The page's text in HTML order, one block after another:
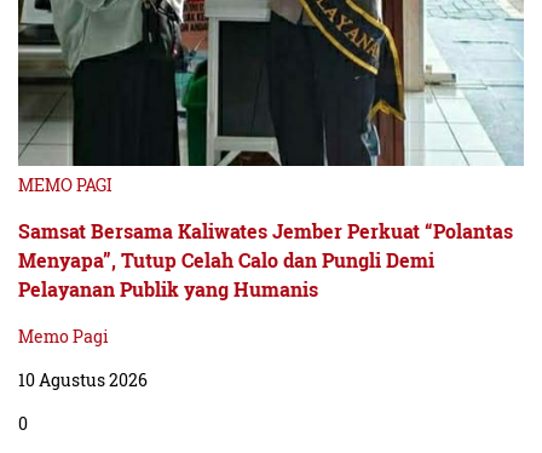
MEMO PAGI
Samsat Bersama Kaliwates Jember Perkuat “Polantas
Menyapa”, Tutup Celah Calo dan Pungli Demi
Pelayanan Publik yang Humanis
Memo Pagi
10 Agustus 2026
0